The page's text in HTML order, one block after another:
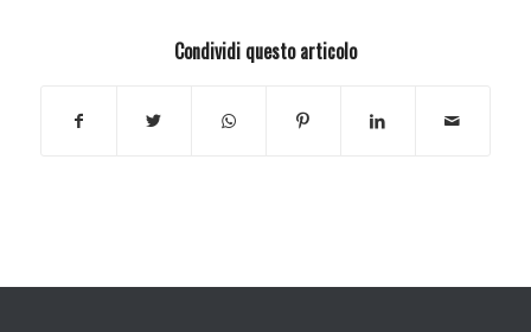
Condividi questo articolo